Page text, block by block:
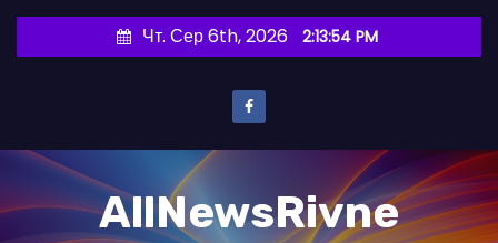
и
Чт. Сер 6th, 2026 2:13:55 PM
AllNewsRivne